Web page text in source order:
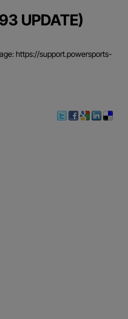
UPDATE)
https://support.powersports-